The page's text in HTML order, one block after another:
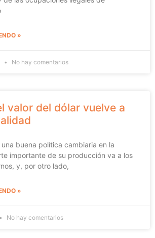
»
No hay comentarios
valor del dólar vuelve a
buena política cambiaria en la
importante de su producción va a los
y, por otro lado,
»
No hay comentarios